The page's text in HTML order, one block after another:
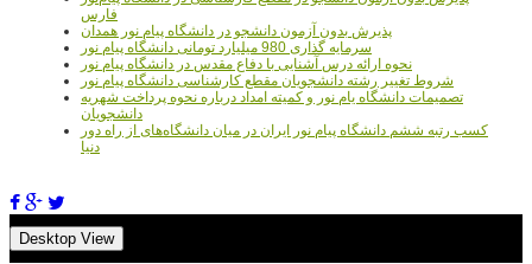
فارس
پذیرش بدون آزمون دانشجو در دانشگاه پیام نور همدان
سرمایه گذاری 980 میلیارد تومانی دانشگاه پیام نور
نحوه ارائه درس آشنایی با دفاع مقدس در دانشگاه پیام نور
شروط تغییر رشته دانشجویان مقطع کارشناسی دانشگاه پیام نور
تصمیمات دانشگاه یام نور و کمیته امداد درباره نحوه پرداخت شهریه
دانشجویان
کسب رتبه ششم دانشگاه پیام نور ایران در میان دانشگاه‌های از راه دور
دنیا
Desktop View